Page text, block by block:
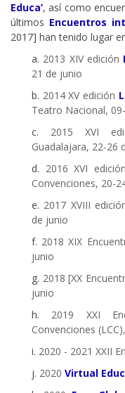
Educa’, así como
últimos Encuentros
2017] han tenido lugar
a. 2013 XIV edición
21 de junio
b. 2014 XV edición
Teatro Nacional,
c. 2015 XVI
Guadalajara, 22-26
d. 2016 XVI edición
Convenciones, 20-
e. 2017 XVIII
de junio
f. 2018 XIX
junio
g. 2018 [XX
junio
h. 2019 XXI
Convenciones
i. 2020 - 2021 XXII
j. 2020 Virtual